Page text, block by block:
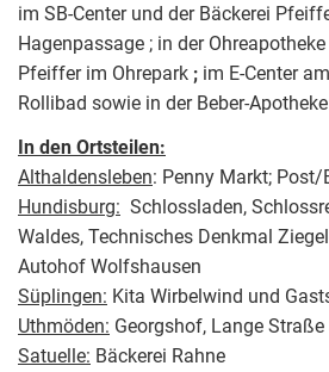
im SB-Center und der Bäckerei
Hagenpassage ; in der
Pfeiffer im Ohrepark ; im E-Center
Rollibad sowie in der Beber-
In den Ortsteilen:
Althaldensleben: Penny Markt;
Hundisburg: Schlossladen,
Waldes, Technisches Denkmal
Autohof Wolfshausen
Süplingen: Kita Wirbelwind und
Uthmöden: Georgshof, Lange Straße
Satuelle: Bäckerei Rahne